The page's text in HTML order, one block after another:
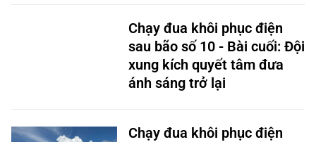
Chạy đua khôi phục điện
sau bão số 10 - Bài cuối: Đội
xung kích quyết tâm đưa
ánh sáng trở lại
Chạy đua khôi phục điện